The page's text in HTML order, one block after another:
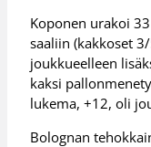
Koponen urakoi
saaliin (kakkoset
joukkueelleen
kaksi
lukema, +12, oli
Bolognan